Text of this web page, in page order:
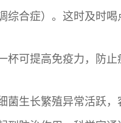
综合症）。这时及时
杯可提高免疫力，防止
菌生长繁殖异常活跃